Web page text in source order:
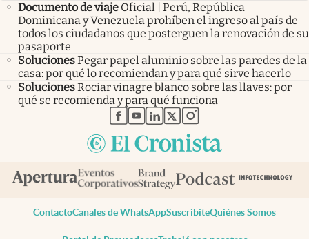
Documento de viaje Oficial | Perú, República
Dominicana y Venezuela prohíben el ingreso al país de
todos los ciudadanos que posterguen la renovación de su
pasaporte
SolucionesPegar papel aluminio sobre las paredes de la
casa: por qué lo recomiendan y para qué sirve hacerlo
SolucionesRociar vinagre blanco sobre las llaves: por
qué se recomienda y para qué funciona
abre en nueva pestaña
abre en nueva pestaña
abre en nueva pestaña
abre en nueva pestaña
abre en nueva pestaña
ContactoCanales de WhatsAppSuscribiteQuiénes Somos